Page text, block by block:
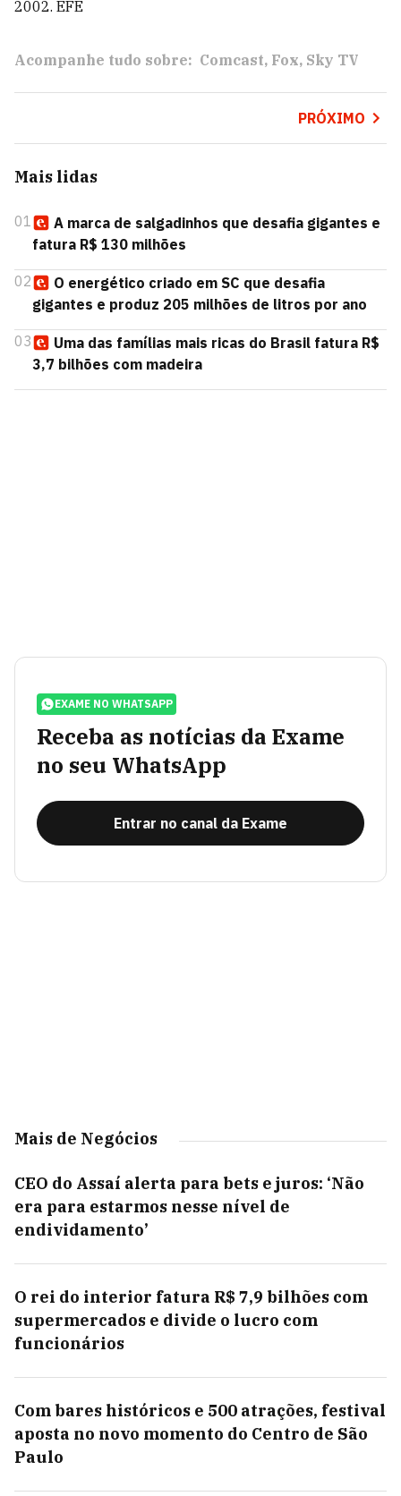
2002. EFE
Acompanhe tudo sobre: Comcast Fox Sky TV
PRÓXIMO
Mais lidas
01
A marca de salgadinhos que desafia gigantes e
fatura R$ 130 milhões
02
O energético criado em SC que desafia
gigantes e produz 205 milhões de litros por ano
03
Uma das famílias mais ricas do Brasil fatura R$
3,7 bilhões com madeira
EXAME NO WHATSAPP
Receba as notícias da Exame
no seu WhatsApp
Entrar no canal da Exame
Mais de Negócios
CEO do Assaí alerta para bets e juros: ‘Não
era para estarmos nesse nível de
endividamento’
O rei do interior fatura R$ 7,9 bilhões com
supermercados e divide o lucro com
funcionários
Com bares históricos e 500 atrações, festival
aposta no novo momento do Centro de São
Paulo